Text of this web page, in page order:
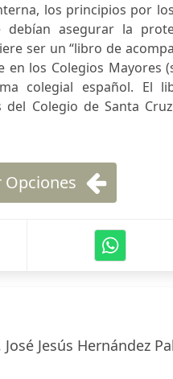
los principios por
asegurar la
ser un “libro de
los Colegios Mayores
colegial español. El
Colegio de Santa
Opciones
Jesús Hernández